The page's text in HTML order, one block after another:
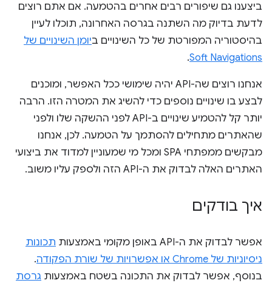
ביצענו גם שיפורים רבים אחרים בהטמעה. אם אתם רוצים
לדעת בדיוק מה השתנה בגרסה האחרונה, תוכלו לעיין
בהיסטוריה המפורטת של כל השינויים ביומן השינויים של
Soft Navigations
.
אנחנו רוצים שה-API יהיה שימושי ככל האפשר, ומוכנים
לבצע בו שינויים נוספים כדי להשיג את המטרה הזו. הרבה
יותר קל להטמיע שינויים ב-API לפני ההשקה שלו ולפני
שהאתרים מתחילים להסתמך על הטמעה. לכן, אנחנו
מבקשים ממפתחי SPA ומכל מי שמעוניין למדוד את ביצועי
האתרים האלה לבדוק את ה-API הזה ולספק עליו משוב.
איך בודקים
אפשר לבדוק את ה-API באופן מקומי באמצעות
תכונות
ניסיוניות של Chrome או אפשרויות של שורת הפקודה
.
בנוסף, אפשר לבדוק את התכונה בשטח באמצעות גרסת